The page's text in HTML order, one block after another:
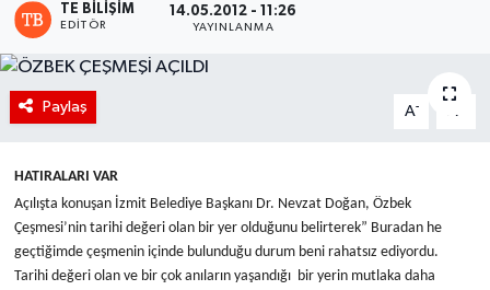
TE BILIŞIM
EDITÖR
14.05.2012 - 11:26
YAYINLANMA
Paylaş A- A
HATIRALARI VAR
Açılışta konuşan İzmit Belediye Başkanı Dr. Nevzat Doğan, Özbek
Çeşmesi’nin tarihi değeri olan bir yer olduğunu belirterek” Buradan he
geçtiğimde çeşmenin içinde bulunduğu durum beni rahatsız ediyordu.
Tarihi değeri olan ve bir çok anıların yaşandığı bir yerin mutlaka daha